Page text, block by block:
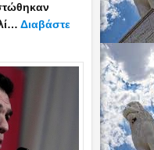
Διαβάστε